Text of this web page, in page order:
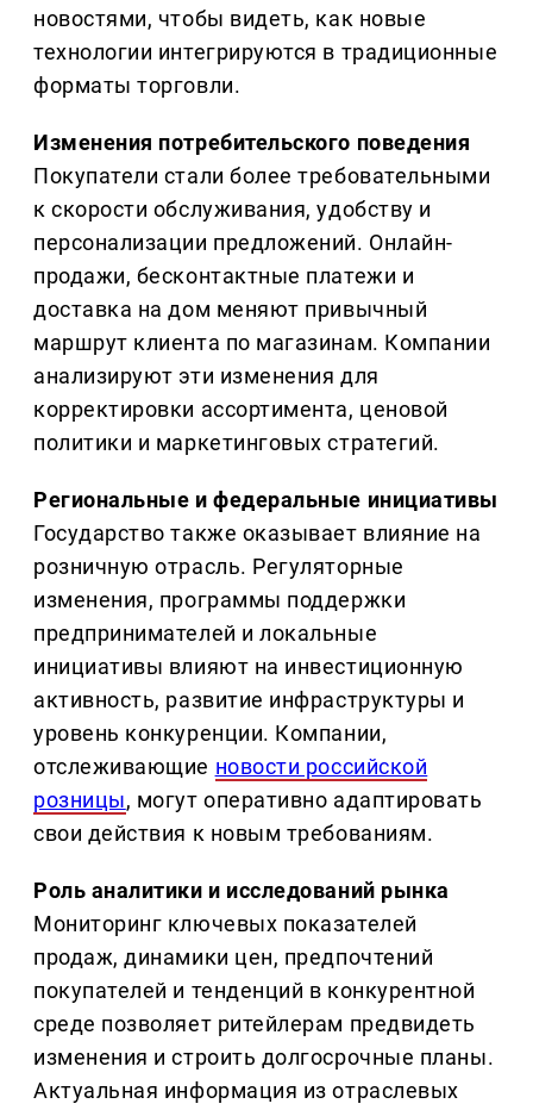
новостями, чтобы видеть, как новые
технологии интегрируются в традиционные
форматы торговли.
Изменения потребительского поведения
Покупатели стали более требовательными
к скорости обслуживания, удобству и
персонализации предложений. Онлайн-
продажи, бесконтактные платежи и
доставка на дом меняют привычный
маршрут клиента по магазинам. Компании
анализируют эти изменения для
корректировки ассортимента, ценовой
политики и маркетинговых стратегий.
Региональные и федеральные инициативы
Государство также оказывает влияние на
розничную отрасль. Регуляторные
изменения, программы поддержки
предпринимателей и локальные
инициативы влияют на инвестиционную
активность, развитие инфраструктуры и
уровень конкуренции. Компании,
отслеживающие новости российской
розницы, могут оперативно адаптировать
свои действия к новым требованиям.
Роль аналитики и исследований рынка
Мониторинг ключевых показателей
продаж, динамики цен, предпочтений
покупателей и тенденций в конкурентной
среде позволяет ритейлерам предвидеть
изменения и строить долгосрочные планы.
Актуальная информация из отраслевых